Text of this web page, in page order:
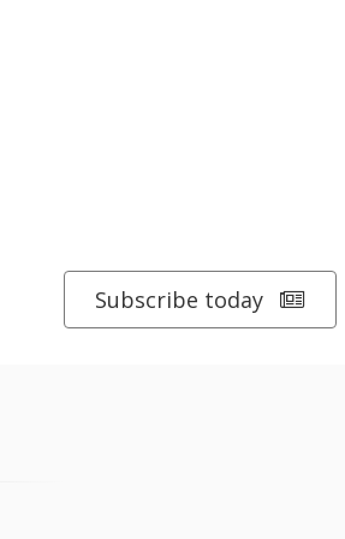
Subscribe today